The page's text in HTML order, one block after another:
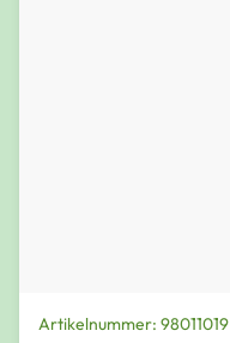
Artikelnummer: 98011019